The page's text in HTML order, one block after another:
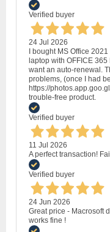
Verified buyer
24 Jul 2026
I bought MS Office
laptop with OFFICE
want an auto-renewal.
problems, (once I had
https://
trouble-free product.
Verified buyer
11 Jul 2026
A perfect transaction!
Verified buyer
24 Jun 2026
Great price - Macrosoft
works fine !